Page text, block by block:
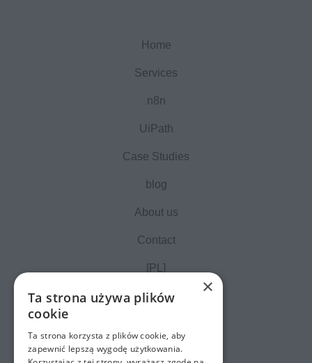
Home
Services
n8n
UiPath
Case Studies
blog
About us
Contact
[PL]
×
Ta strona używa plików
cookie
Ta strona korzysta z plików cookie, aby
zapewnić lepszą wygodę użytkowania.